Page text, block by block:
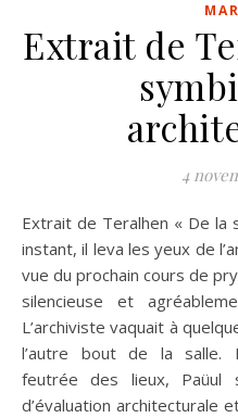
Extrait de
4
Extrait de Teralhen « De la symbiose en architecture » Un
instant, il leva les yeux de
vue du prochain cours de
silencieuse et
L’archiviste vaquait à
l’autre bout de la salle.
feutrée des lieux, Paüul
d’évaluation architecturale